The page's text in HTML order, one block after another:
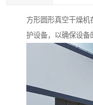
方形圆形真空干燥机
护设备，以确保设备